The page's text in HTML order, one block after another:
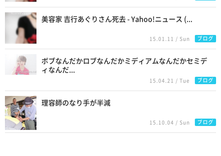
美容家 吉行あぐりさん死去 - Yahoo!ニュース (...
15.01.11 / Sun ブログ
ボブなんだかロブなんだかミディアムなんだかセミデ
ィなんだ...
15.04.21 / Tue ブログ
理容師のなり手が半減
15.10.04 / Sun ブログ